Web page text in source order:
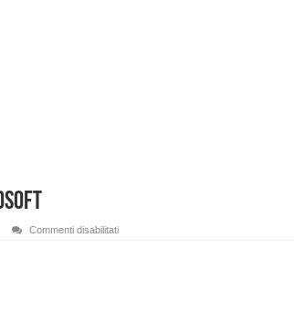
Commenti disabilitatisu